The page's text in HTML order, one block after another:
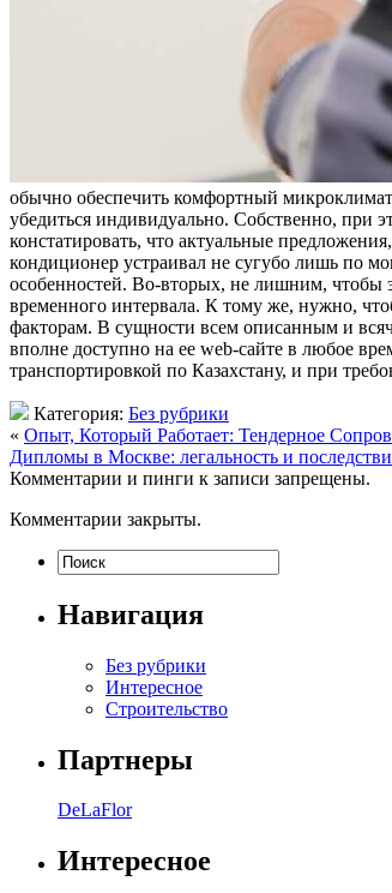
обычно обеспечить комфортный
убедиться индивидуально. Собственно, при
констатировать, что актуальные
кондиционер устраивал не сугубо лишь по
особенностей. Во-вторых, не лишним, чтобы
временного интервала. К тому же, нужно,
факторам. В сущности всем описанным и
вполне доступно на ее web-сайте в любое
транспортировкой по Казахстану, и при
Категория: Без рубрики
« Опыт, Который Работает: Тендерное
Дипломы в Москве: легальность и
Комментарии и пинги к записи запрещены.
Комментарии закрыты.
Навигация
Без рубрики
Интересное
Строительство
Партнеры
DeLaFlor
Интересное